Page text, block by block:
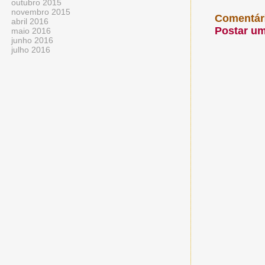
Postar
outubro 2015
novembro 2015
abril 2016
maio 2016
junho 2016
julho 2016